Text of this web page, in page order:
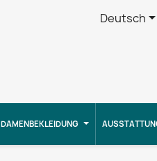
Deutsch
DAMENBEKLEIDUNG